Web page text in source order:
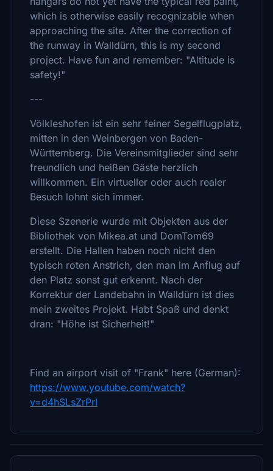
which is otherwise easily recognizable when
approaching the site. After the correction of
the runway in Walldürn, this is my second
project. Have fun and remember: "Altitude is
safety!"
---
Völkleshofen ist ein sehr feiner Segelflugplatz,
mitten in den Weinbergen von Baden-
Württemberg. Die Vereinsmitglieder sind sehr
freundlich und heißen Gäste herzlich
willkommen. Ein virtueller oder auch realer
Besuch lohnt sich immer.
Diese Szenerie wurde mit Objekten aus der
Bibliothek von Mikea.at und DomTom69
erstellt. Die Hallen haben noch nicht den
typisch roten Anstrich, den man im Anflug auf
den Platz sonst gut erkennt. Nach der
Korrektur der Landebahn in Walldürn ist dies
mein zweites Projekt. Habt Spaß und denkt
dran: "Höhe ist Sicherheit!"
Find an airport visit of "Frank" here (German):
https://www.youtube.com/watch?
v=d4hSLsZrPrI